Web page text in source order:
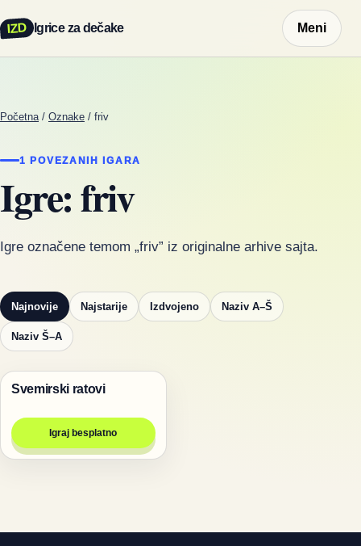
IZD Igrice za dečake Meni
Početna / Oznake / friv
1 POVEZANIH IGARA
Igre: friv
Igre označene temom „friv” iz originalne arhive sajta.
Najnovije Najstarije Izdvojeno Naziv A–Š
Naziv Š–A
Pucanje
Svemirski ratovi
Igraj besplatno